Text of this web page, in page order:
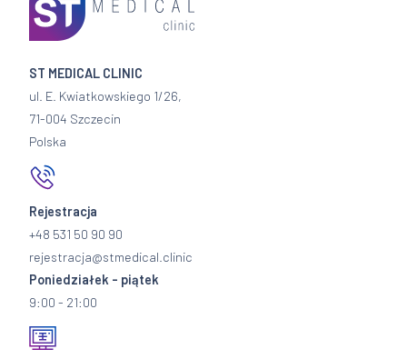
ST MEDICAL CLINIC
ul. E. Kwiatkowskiego 1/26,
71-004 Szczecin
Polska
Rejestracja
+48 531 50 90 90
rejestracja@stmedical.clinic
Poniedziałek - piątek
9:00 - 21:00